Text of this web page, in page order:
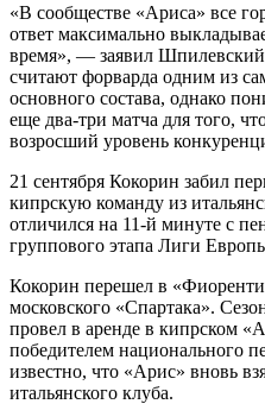
«В сообществе «Ариса» все
ответ максимально
время», — заявил
считают форварда одним из
основного состава, однако
еще два-три матча для того,
возросший уровень
21 сентября Кокорин забил
кипрскую команду из
отличился на 11-й минуте с
группового этапа Лиги
Кокорин перешел в
московского «Спартака».
провел в аренде в кипрском
победителем национального
известно, что «Арис» вновь
итальянского клуба.